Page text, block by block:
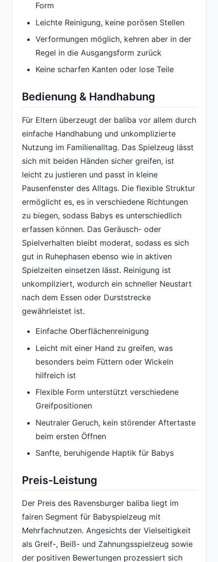
Form
Leichte Reinigung, keine porösen Stellen
Verformungen möglich, kehren aber in der
Regel in die Ausgangsform zurück
Keine scharfen Kanten oder lose Teile
Bedienung & Handhabung
Für Eltern überzeugt der baliba vor allem durch
einfache Handhabung und unkomplizierte
Nutzung im Familienalltag. Das Spielzeug lässt
sich mit beiden Händen sicher greifen, ist
leicht zu justieren und passt in kleine
Pausenfenster des Alltags. Die flexible Struktur
ermöglicht es, es in verschiedene Richtungen
zu biegen, sodass Babys es unterschiedlich
erfassen können. Das Geräusch- oder
Spielverhalten bleibt moderat, sodass es sich
gut in Ruhephasen ebenso wie in aktiven
Spielzeiten einsetzen lässt. Reinigung ist
unkompliziert, wodurch ein schneller Neustart
nach dem Essen oder Durststrecke
gewährleistet ist.
Einfache Oberflächenreinigung
Leicht mit einer Hand zu greifen, was
besonders beim Füttern oder Wickeln
hilfreich ist
Flexible Form unterstützt verschiedene
Greifpositionen
Neutraler Geruch, kein störender Aftertaste
beim ersten Öffnen
Sanfte, beruhigende Haptik für Babys
Preis-Leistung
Der Preis des Ravensburger baliba liegt im
fairen Segment für Babyspielzeug mit
Mehrfachnutzen. Angesichts der Vielseitigkeit
als Greif-, Beiß- und Zahnungsspielzeug sowie
der positiven Bewertungen prozessiert sich